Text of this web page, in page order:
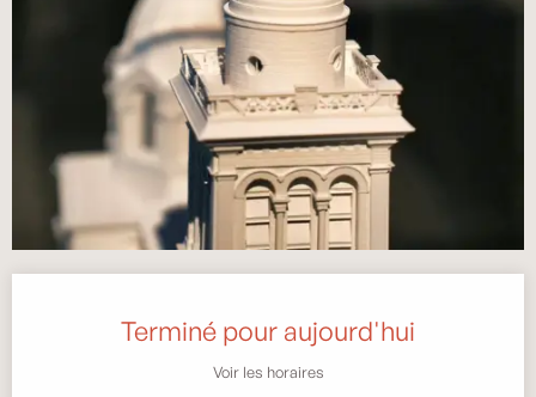
Terminé pour aujourd'hui
Voir les horaires